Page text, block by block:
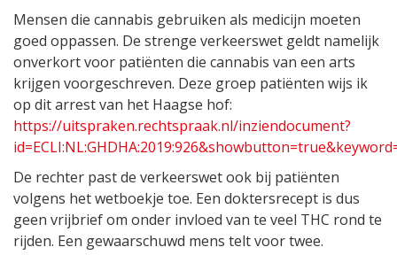
Mensen die cannabis gebruiken als medicijn moeten
goed oppassen. De strenge verkeerswet geldt namelijk
onverkort voor patiënten die cannabis van een arts
krijgen voorgeschreven. Deze groep patiënten wijs ik
op dit arrest van het Haagse hof:
https://uitspraken.rechtspraak.nl/inziendocument?
De rechter past de verkeerswet ook bij patiënten
volgens het wetboekje toe. Een doktersrecept is dus
geen vrijbrief om onder invloed van te veel THC rond te
rijden. Een gewaarschuwd mens telt voor twee.